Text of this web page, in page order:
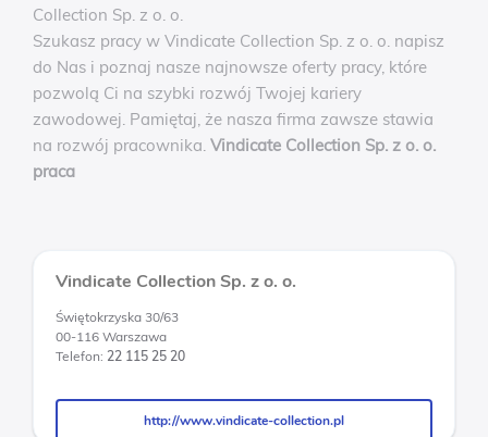
Collection Sp. z o. o.
Szukasz pracy w Vindicate Collection Sp. z o. o. napisz
do Nas i poznaj nasze najnowsze oferty pracy, które
pozwolą Ci na szybki rozwój Twojej kariery
zawodowej. Pamiętaj, że nasza firma zawsze stawia
na rozwój pracownika. Vindicate Collection Sp. z o. o.
praca
Vindicate Collection Sp. z o. o.
Świętokrzyska 30/63
00-116 Warszawa
Telefon: 22 115 25 20
http://www.vindicate-collection.pl
http://www.vindicate-collection.pl